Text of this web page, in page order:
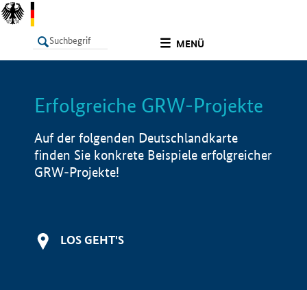
MENÜ
LISTE Info
Erfolgreiche GRW-Projekte
Auf der folgenden Deutschlandkarte
finden Sie konkrete Beispiele erfolgreicher
GRW-Projekte!
LOS GEHT'S